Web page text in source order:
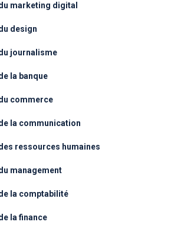
marketing digital
design
journalisme
la banque
commerce
la communication
ressources humaines
management
la comptabilité
la finance